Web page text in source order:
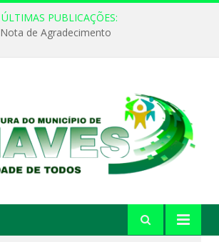
ÚLTIMAS PUBLICAÇÕES:
Nota de Agradecimento